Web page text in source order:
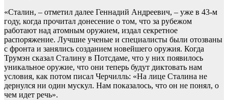
«Сталин, – отметил далее Геннадий Андреевич, – уже в 43-м
году, когда прочитал донесение о том, что за рубежом
работают над атомным оружием, издал секретное
распоряжение. Лучшие ученые и специалисты были отозваны
с фронта и занялись созданием новейшего оружия. Когда
Трумэн сказал Сталину в Потсдаме, что у них появилось
уникальное оружие, что они теперь будут диктовать нам
условия, как потом писал Черчилль: «На лице Сталина не
дернулся ни один мускул. Нам показалось, что он не понял, о
чем идет речь».